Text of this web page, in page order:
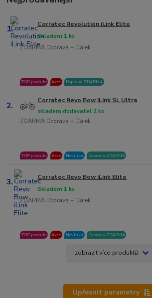
1. Corratec Revolution iLink Elite
ZDARMA Doprava + Dárek
Skladem 1 ks
TOP produkt Akce Doprava ZDARMA
2. Corratec Revo Bow iLink SL Ultra
ZDARMA Doprava + Dárek
skladem dodavatel 2 ks
TOP produkt Akce Novinka Doprava ZDARMA
3. Corratec Revo Bow iLink Elite
ZDARMA Doprava + Dárek
Skladem 1 ks
TOP produkt Akce Novinka Doprava ZDARMA
zobrazit více produktů
Upřesnit parametry